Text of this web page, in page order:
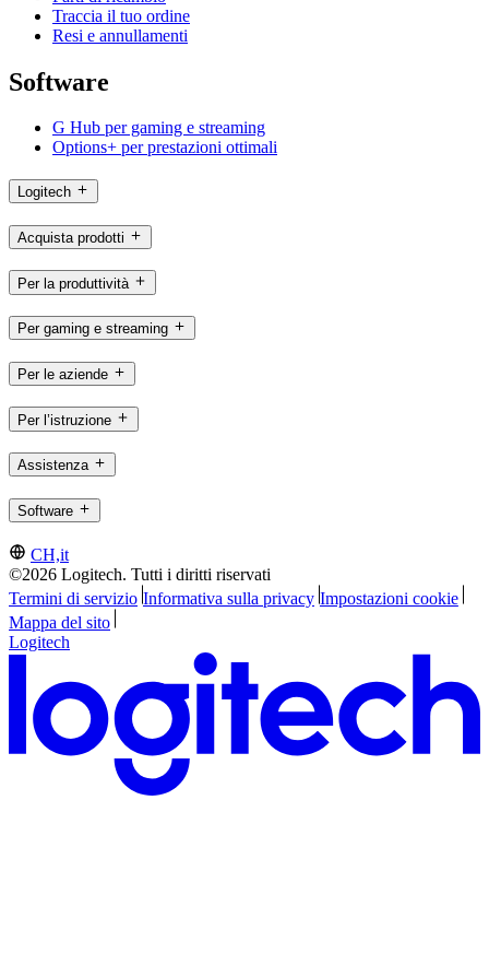
Traccia il tuo ordine
Resi e annullamenti
Software
G Hub per gaming e streaming
Options+ per prestazioni ottimali
Logitech
Acquista prodotti
Per la produttività
Per gaming e streaming
Per le aziende
Per l’istruzione
Assistenza
Software
CH,it
©2026 Logitech. Tutti i diritti riservati
Termini di servizio Informativa sulla privacy Impostazioni cookie
Mappa del sito
Logitech